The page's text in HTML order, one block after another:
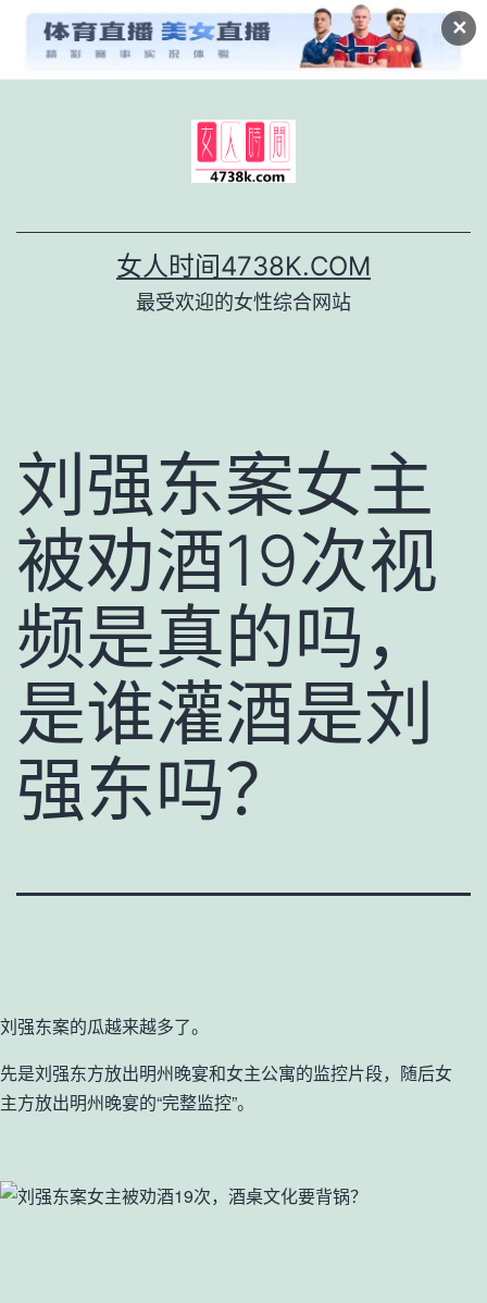
✕
女人时间4738K.COM
最受欢迎的女性综合网站
刘强东案女主
被劝酒19次视
频是真的吗，
是谁灌酒是刘
强东吗？
刘强东案的瓜越来越多了。
先是刘强东方放出明州晚宴和女主公寓的监控片段，随后女
主方放出明州晚宴的“完整监控”。